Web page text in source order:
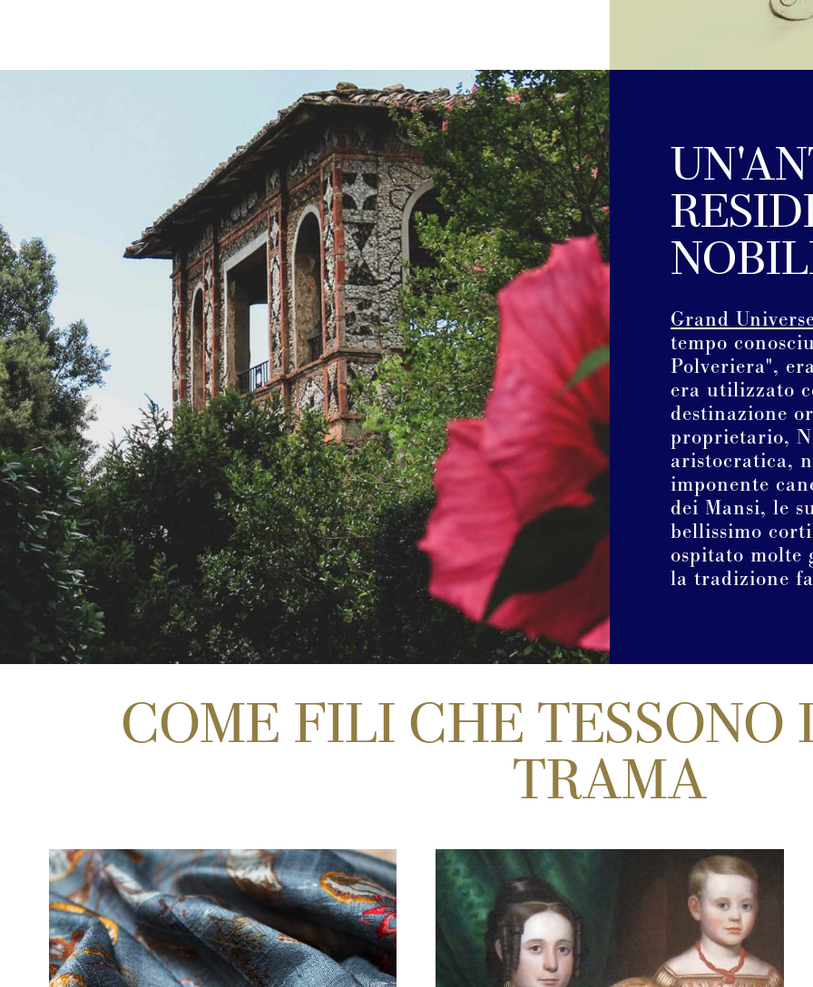
Grand
tempo
Polveriera",
era utilizzato
destinazione
proprietario,
aristocratica,
imponente
dei Mansi, le
bellissimo
ospitato molte
la tradizione
COME FILI CHE TESSONO
TRAMA